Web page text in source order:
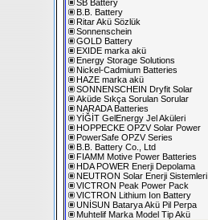
SB Battery
B.B. Battery
Ritar Akü Sözlük
Sonnenschein
GOLD Battery
EXIDE marka akü
Energy Storage Solutions
Nickel-Cadmium Batteries
HAZE marka akü
SONNENSCHEIN Dryfit Solar
Aküde Sıkça Sorulan Sorular
NARADA Batteries
YİĞİT GelEnergy Jel Aküleri
HOPPECKE OPZV Solar Power
PowerSafe OPZV Series
B.B. Battery Co., Ltd
FIAMM Motive Power Batteries
HDA POWER Enerji Depolama
NEUTRON Solar Enerji Sistemleri
VICTRON Peak Power Pack
VICTRON Lithium Ion Battery
UNİSUN Batarya Akü Pil Perpa
Muhtelif Marka Model Tip Akü